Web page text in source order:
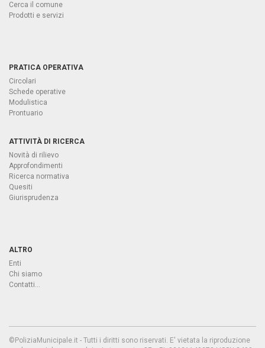
Cerca il comune
Prodotti e servizi
PRATICA OPERATIVA
Circolari
Schede operative
Modulistica
Prontuario
ATTIVITÀ DI RICERCA
Novità di rilievo
Approfondimenti
Ricerca normativa
Quesiti
Giurisprudenza
ALTRO
Enti
Chi siamo
Contatti...
©PoliziaMunicipale.it - Tutti i diritti sono riservati. E' vietata la riproduzione